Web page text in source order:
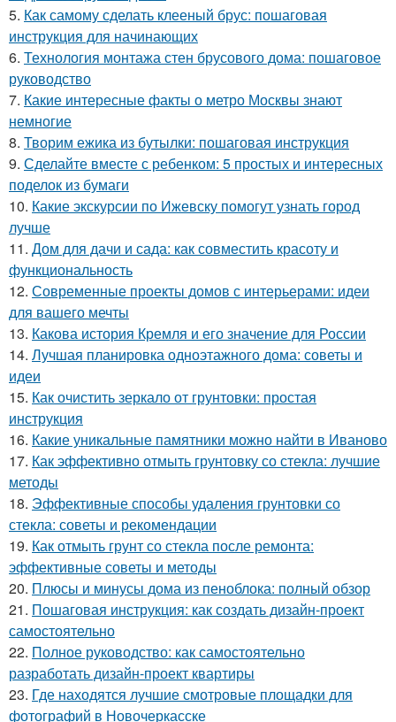
5. Как самому сделать клееный брус: пошаговая
инструкция для начинающих
6. Технология монтажа стен брусового дома: пошаговое
руководство
7. Какие интересные факты о метро Москвы знают
немногие
8. Творим ежика из бутылки: пошаговая инструкция
9. Сделайте вместе с ребенком: 5 простых и интересных
поделок из бумаги
10. Какие экскурсии по Ижевску помогут узнать город
лучше
11. Дом для дачи и сада: как совместить красоту и
функциональность
12. Современные проекты домов с интерьерами: идеи
для вашего мечты
13. Какова история Кремля и его значение для России
14. Лучшая планировка одноэтажного дома: советы и
идеи
15. Как очистить зеркало от грунтовки: простая
инструкция
16. Какие уникальные памятники можно найти в Иваново
17. Как эффективно отмыть грунтовку со стекла: лучшие
методы
18. Эффективные способы удаления грунтовки со
стекла: советы и рекомендации
19. Как отмыть грунт со стекла после ремонта:
эффективные советы и методы
20. Плюсы и минусы дома из пеноблока: полный обзор
21. Пошаговая инструкция: как создать дизайн-проект
самостоятельно
22. Полное руководство: как самостоятельно
разработать дизайн-проект квартиры
23. Где находятся лучшие смотровые площадки для
фотографий в Новочеркасске